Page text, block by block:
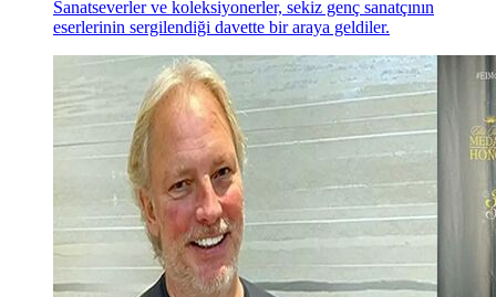
Sanatseverler ve koleksiyonerler, sekiz genç sanatçının
eserlerinin sergilendiği davette bir araya geldiler.